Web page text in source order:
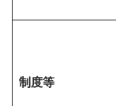
制度等